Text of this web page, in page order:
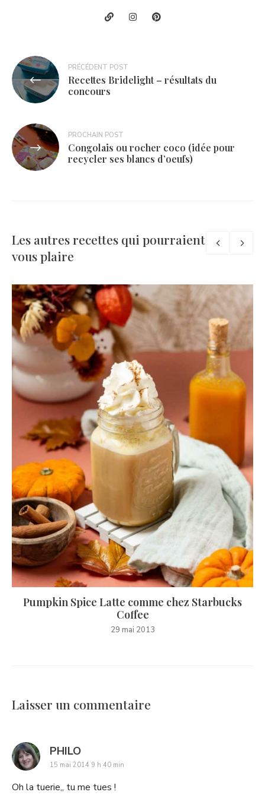
Navigation
de
l’article
PRÉCÉDENT POST
Recettes Bridelight – résultats du
concours
PROCHAIN POST
Congolais ou rocher coco (idée pour
recycler ses blancs d’oeufs)
Les autres recettes qui pourraient
vous plaire
Pumpkin Spice Latte comme chez Starbucks
Coffee
29 mai 2013
Laisser un commentaire
PHILOsays:
15 mai 2014 9 h 40 min
Oh la tuerie,, tu me tues !